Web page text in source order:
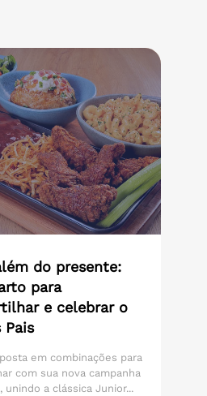
do presente:
para
e celebrar o
Pais
em combinações para
com sua nova campanha
unindo a clássica Junior...